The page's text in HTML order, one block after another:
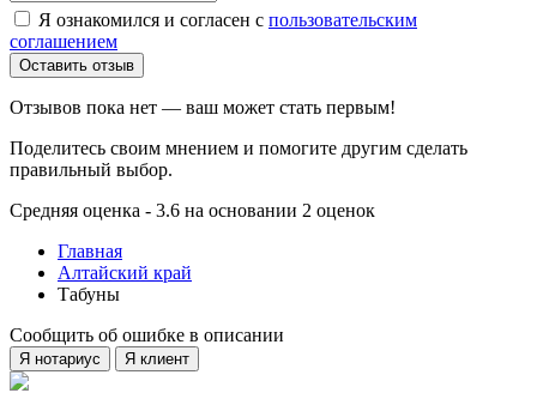
Я ознакомился и согласен с пользовательским
соглашением
Оставить отзыв
Отзывов пока нет — ваш может стать первым!
Поделитесь своим мнением и помогите другим сделать
правильный выбор.
Средняя оценка - 3.6 на основании 2 оценок
Главная
Алтайский край
Табуны
Сообщить об ошибке в описании
Я нотариус Я клиент